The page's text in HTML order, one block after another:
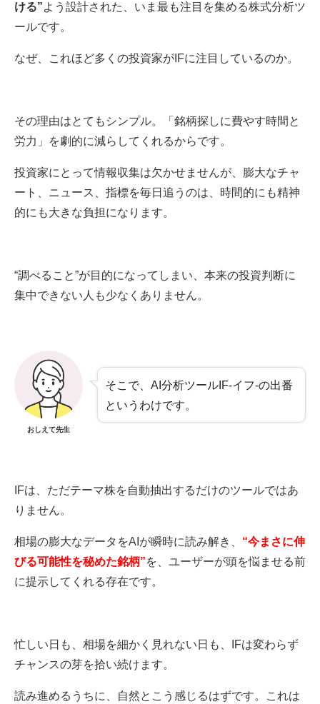
ける”よう設計された、いま最も注目を集める株式分析ツ
ールです。
なぜ、これほど多くの投資家がIFに注目しているのか。
その理由はとてもシンプル。「銘柄探しに費やす時間と
労力」を劇的に減らしてくれるからです。
投資家にとって情報収集は欠かせませんが、膨大なチャ
ート、ニュース、指標を毎日追うのは、時間的にも精神
的にも大きな負担になります。
“調べること”が目的になってしまい、本来の投資判断に
集中できない人も少なくありません。
おしえて先生
そこで、AI分析ツールIF-イフ-の出番
というわけです。
IFは、ただテーマ株を自動抽出するだけのツールではあ
りません。
相場の膨大なデータをAIが瞬時に読み解き、 “今まさに伸
びる可能性を秘めた銘柄”を、ユーザーが頭を悩ませる前
に提示してくれる存在です。
忙しい日も、相場を細かく見れない日も、IFは変わらず
チャンスの芽を拾い続けます。
読み進めるうちに、自然とこう感じるはずです。これは